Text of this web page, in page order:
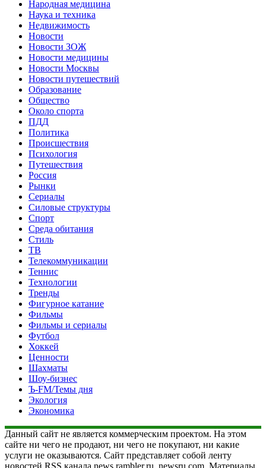
Народная медицина
Наука и техника
Недвижимость
Новости
Новости ЗОЖ
Новости медицины
Новости Москвы
Новости путешествий
Образование
Общество
Около спорта
ПДД
Политика
Происшествия
Психология
Путешествия
Россия
Рынки
Сериалы
Силовые структуры
Спорт
Среда обитания
Стиль
ТВ
Телекоммуникации
Теннис
Технологии
Тренды
Фигурное катание
Фильмы
Фильмы и сериалы
Футбол
Хоккей
Ценности
Шахматы
Шоу-бизнес
Ъ-FM/Темы дня
Экология
Экономика
Данный сайт не является коммерческим проектом. На этом
сайте ни чего не продают, ни чего не покупают, ни какие
услуги не оказываются. Сайт представляет собой ленту
новостей RSS канала news.rambler.ru, newsru.com. Материалы